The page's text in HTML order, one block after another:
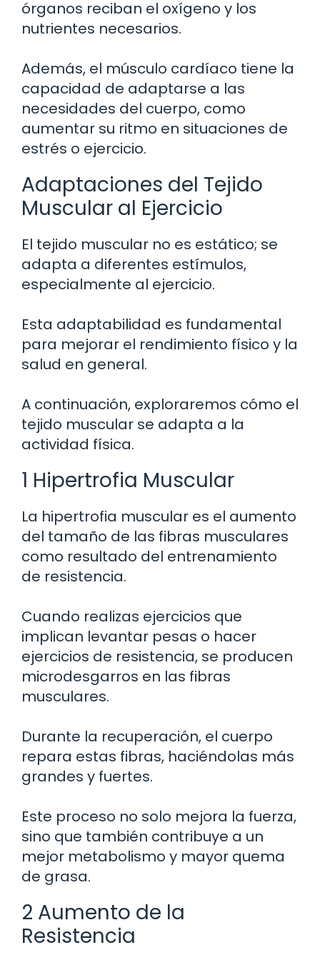
órganos reciban el oxígeno y los
nutrientes necesarios.
Además, el músculo cardíaco tiene la
capacidad de adaptarse a las
necesidades del cuerpo, como
aumentar su ritmo en situaciones de
estrés o ejercicio.
Adaptaciones del Tejido
Muscular al Ejercicio
El tejido muscular no es estático; se
adapta a diferentes estímulos,
especialmente al ejercicio.
Esta adaptabilidad es fundamental
para mejorar el rendimiento físico y la
salud en general.
A continuación, exploraremos cómo el
tejido muscular se adapta a la
actividad física.
1 Hipertrofia Muscular
La hipertrofia muscular es el aumento
del tamaño de las fibras musculares
como resultado del entrenamiento
de resistencia.
Cuando realizas ejercicios que
implican levantar pesas o hacer
ejercicios de resistencia, se producen
microdesgarros en las fibras
musculares.
Durante la recuperación, el cuerpo
repara estas fibras, haciéndolas más
grandes y fuertes.
Este proceso no solo mejora la fuerza,
sino que también contribuye a un
mejor metabolismo y mayor quema
de grasa.
2 Aumento de la
Resistencia